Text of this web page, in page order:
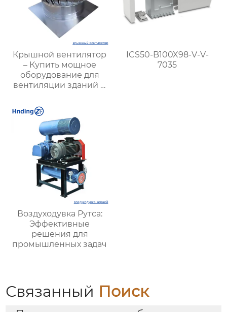
Крышной вентилятор
– Купить мощное
оборудование для
вентиляции зданий и
объектов
ICS50-B100X98-V-V-
7035
Воздуходувка Рутса:
Эффективные
решения для
промышленных задач
Связанный Поиск